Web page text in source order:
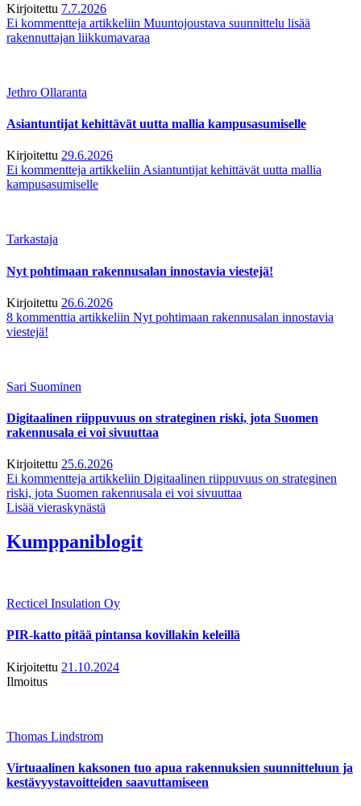
Kirjoitettu 7.7.2026
Ei kommentteja artikkeliin Muuntojoustava suunnittelu lisää
rakennuttajan liikkumavaraa
Jethro Ollaranta
Asiantuntijat kehittävät uutta mallia kampusasumiselle
Kirjoitettu 29.6.2026
Ei kommentteja artikkeliin Asiantuntijat kehittävät uutta mallia
kampusasumiselle
Tarkastaja
Nyt pohtimaan rakennusalan innostavia viestejä!
Kirjoitettu 26.6.2026
8 kommenttia artikkeliin Nyt pohtimaan rakennusalan innostavia
viestejä!
Sari Suominen
Digitaalinen riippuvuus on strateginen riski, jota Suomen
rakennusala ei voi sivuuttaa
Kirjoitettu 25.6.2026
Ei kommentteja artikkeliin Digitaalinen riippuvuus on strateginen
riski, jota Suomen rakennusala ei voi sivuuttaa
Lisää vieraskynästä
Kumppaniblogit
Recticel Insulation Oy
PIR-katto pitää pintansa kovillakin keleillä
Kirjoitettu 21.10.2024
Ilmoitus
Thomas Lindstrom
Virtuaalinen kaksonen tuo apua rakennuksien suunnitteluun ja
kestävyystavoitteiden saavuttamiseen